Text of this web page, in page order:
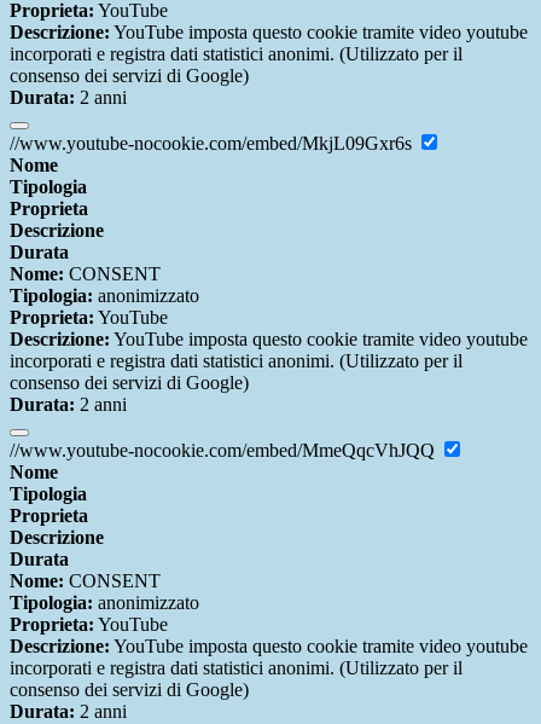
Proprieta: YouTube
Descrizione: YouTube imposta questo cookie tramite video youtube
incorporati e registra dati statistici anonimi. (Utilizzato per il
consenso dei servizi di Google)
Durata: 2 anni
//www.youtube-nocookie.com/embed/MkjL09Gxr6s
Nome
Tipologia
Proprieta
Descrizione
Durata
Nome: CONSENT
Tipologia: anonimizzato
Proprieta: YouTube
Descrizione: YouTube imposta questo cookie tramite video youtube
incorporati e registra dati statistici anonimi. (Utilizzato per il
consenso dei servizi di Google)
Durata: 2 anni
//www.youtube-nocookie.com/embed/MmeQqcVhJQQ
Nome
Tipologia
Proprieta
Descrizione
Durata
Nome: CONSENT
Tipologia: anonimizzato
Proprieta: YouTube
Descrizione: YouTube imposta questo cookie tramite video youtube
incorporati e registra dati statistici anonimi. (Utilizzato per il
consenso dei servizi di Google)
Durata: 2 anni